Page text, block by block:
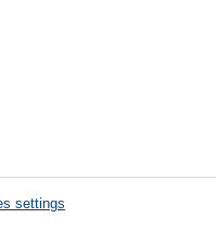
settings